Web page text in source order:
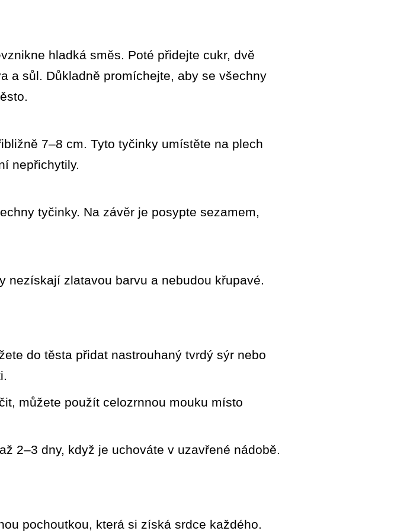
hladká směs. Poté přidejte cukr, dvě
a sůl. Důkladně promíchejte, aby se všechny
7–8 cm. Tyto tyčinky umístěte na plech
nepřichytily.
tyčinky. Na závěr je posypte sezamem,
nezískají zlatavou barvu a nebudou křupavé.
do těsta přidat nastrouhaný tvrdý sýr nebo
můžete použít celozrnnou mouku místo
2–3 dny, když je uchováte v uzavřené nádobě.
pochoutkou, která si získá srdce každého.